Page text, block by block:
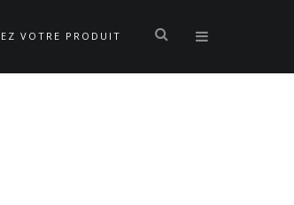
VOTRE PRODUIT